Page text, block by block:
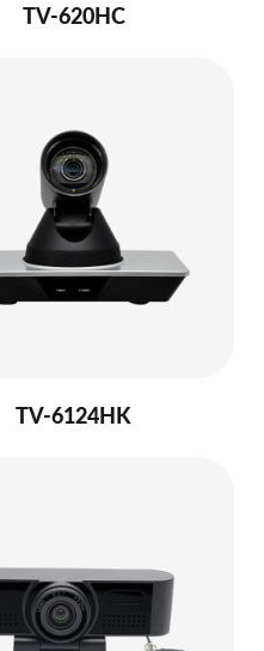
TV-620HC
TV-6124HK